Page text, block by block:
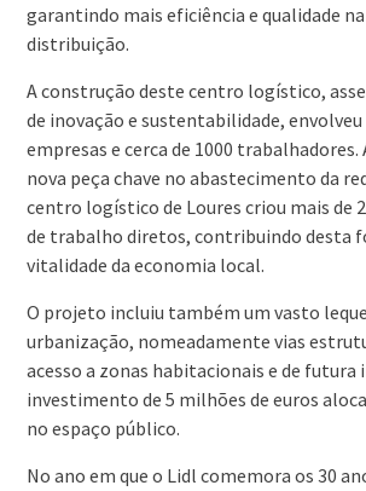
garantindo mais eficiência e qualidade na
distribuição.
A construção deste centro logístico,
de inovação e sustentabilidade, envolveu
empresas e cerca de 1000 trabalhadores.
nova peça chave no abastecimento da
centro logístico de Loures criou mais de
de trabalho diretos, contribuindo desta
vitalidade da economia local.
O projeto incluiu também um vasto
urbanização, nomeadamente vias
acesso a zonas habitacionais e de futura
investimento de 5 milhões de euros
no espaço público.
No ano em que o Lidl comemora os 30